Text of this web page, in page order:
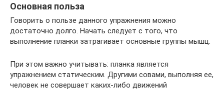
Основная польза
Говорить о пользе данного упражнения можно
достаточно долго. Начать следует с того, что
выполнение планки затрагивает основные группы мышц.
При этом важно учитывать: планка является
упражнением статическим. Другими совами, выполняя ее,
человек не совершает каких-либо движений